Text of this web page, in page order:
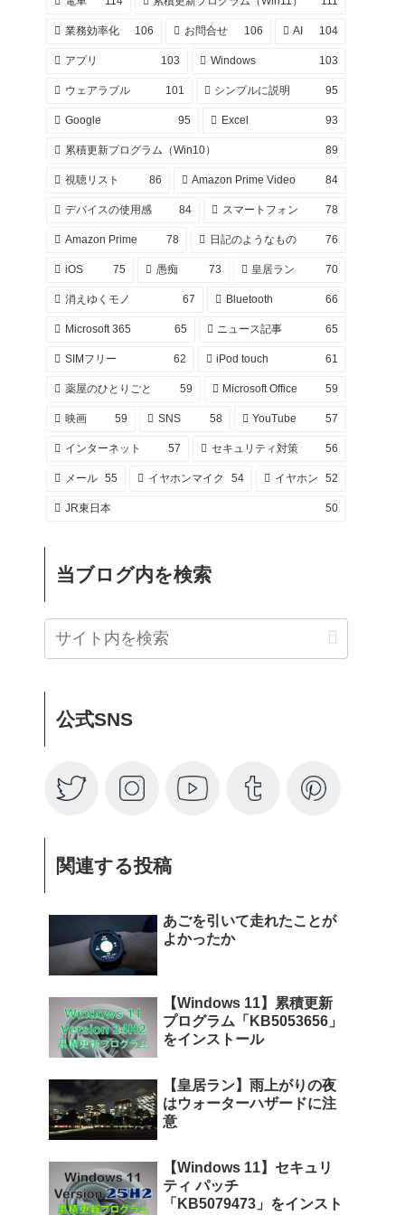
業務効率化 106 お問合せ 106 AI 104
アプリ 103 Windows 103
ウェアラブル 101 シンプルに説明 95
Google 95 Excel 93
累積更新プログラム（Win10） 89
視聴リスト 86 Amazon Prime Video 84
デバイスの使用感 84 スマートフォン 78
Amazon Prime 78 日記のようなもの 76
iOS 75 愚痴 73 皇居ラン 70
消えゆくモノ 67 Bluetooth 66
Microsoft 365 65 ニュース記事 65
SIMフリー 62 iPod touch 61
薬屋のひとりごと 59 Microsoft Office 59
映画 59 SNS 58 YouTube 57
インターネット 57 セキュリティ対策 56
メール 55 イヤホンマイク 54 イヤホン 52
JR東日本 50
当ブログ内を検索
公式SNS
関連する投稿
あごを引いて走れたことが
よかったか
【Windows 11】累積更新
プログラム「KB5053656」
をインストール
【皇居ラン】雨上がりの夜
はウォーターハザードに注
意
【Windows 11】セキュリ
ティ パッチ
「KB5079473」をインスト